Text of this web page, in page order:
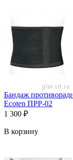
Бандаж
Ecoten ПРР-02
1 300 ₽
В корзину